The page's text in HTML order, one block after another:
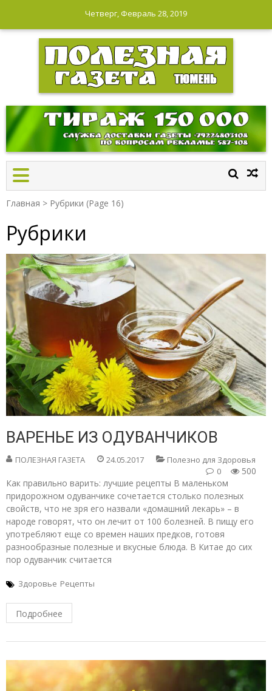
Четверг, Февраль 28, 2019
ПОЛЕЗНАЯ ГАЗЕТА
Главная > Рубрики (Page 16)
Рубрики
ВАРЕНЬЕ ИЗ ОДУВАНЧИКОВ
ПОЛЕЗНАЯ ГАЗЕТА 24.05.2017 Полезно для Здоровья
500
0
Как правильно варить: лучшие рецепты В маленьком
придорожном одуванчике сочетается столько полезных
свойств, что не зря его назвали «домашний лекарь» – в
народе говорят, что он лечит от 100 болезней. В пищу его
употребляют еще со времен наших предков, готовя
разнообразные полезные и вкусные блюда. В Китае до сих
пор одуванчик считается
Здоровье Рецепты
Подробнее